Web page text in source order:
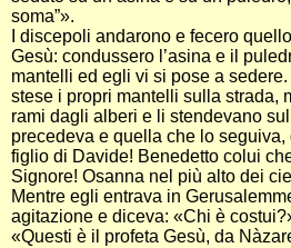
soma”».
I discepoli andarono e fecero
Gesù: condussero l’asina e il
mantelli ed egli vi si pose a
stese i propri mantelli sulla strada,
rami dagli alberi e li stendevano
precedeva e quella che lo seguiva,
figlio di Davide! Benedetto colui
Signore! Osanna nel più alto dei
Mentre egli entrava in
agitazione e diceva: «Chi è
«Questi è il profeta Gesù, da